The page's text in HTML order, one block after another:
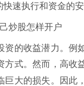
速执行和资金的安
炒股怎样开户
资的收益潜力。例
方式。然而，高收
巨大的损失。因此